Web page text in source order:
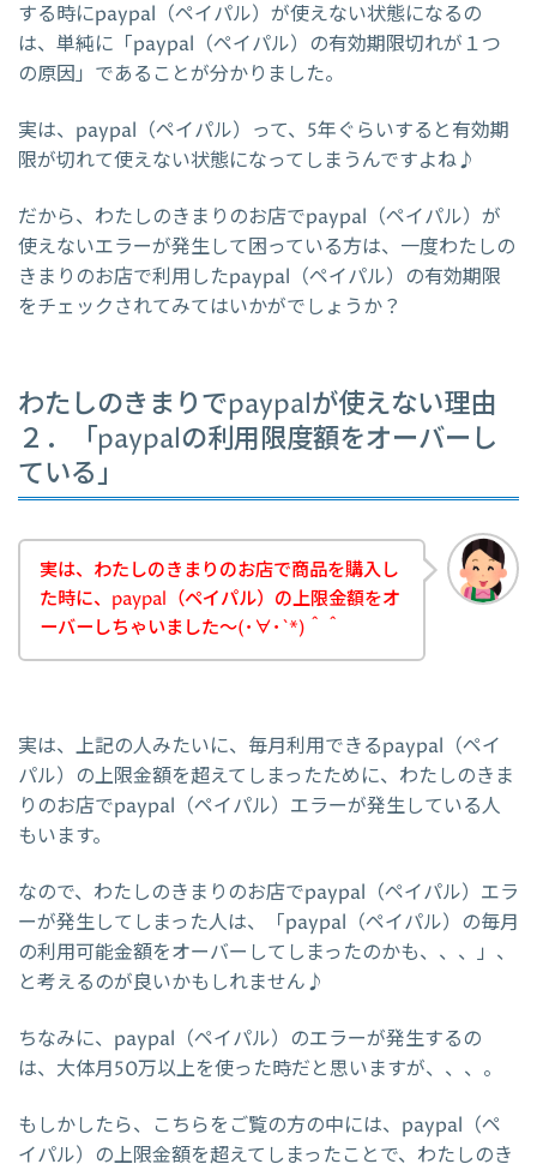
する時にpaypal（ペイパル）が使えない状態になるの
は、単純に「paypal（ペイパル）の有効期限切れが１つ
の原因」であることが分かりました。
実は、paypal（ペイパル）って、5年ぐらいすると有効期
限が切れて使えない状態になってしまうんですよね♪
だから、わたしのきまりのお店でpaypal（ペイパル）が
使えないエラーが発生して困っている方は、一度わたしの
きまりのお店で利用したpaypal（ペイパル）の有効期限
をチェックされてみてはいかがでしょうか？
わたしのきまりでpaypalが使えない理由
２．「paypalの利用限度額をオーバーし
ている」
実は、わたしのきまりのお店で商品を購入し
た時に、paypal（ペイパル）の上限金額をオ
ーバーしちゃいました～(･∀･`*)＾＾
実は、上記の人みたいに、毎月利用できるpaypal（ペイ
パル）の上限金額を超えてしまったために、わたしのきま
りのお店でpaypal（ペイパル）エラーが発生している人
もいます。
なので、わたしのきまりのお店でpaypal（ペイパル）エラ
ーが発生してしまった人は、「paypal（ペイパル）の毎月
の利用可能金額をオーバーしてしまったのかも、、、」、
と考えるのが良いかもしれません♪
ちなみに、paypal（ペイパル）のエラーが発生するの
は、大体月50万以上を使った時だと思いますが、、、。
もしかしたら、こちらをご覧の方の中には、paypal（ペ
イパル）の上限金額を超えてしまったことで、わたしのき